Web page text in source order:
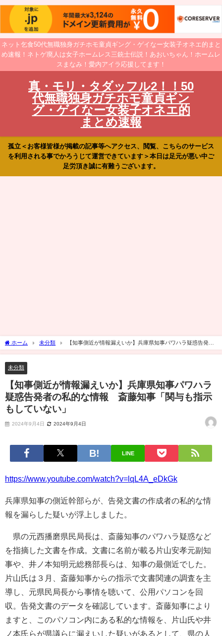
ネット乞食50代無職独身ガチホモ童貞ギング・ゲイなー女装子オネエ的まと
め速報！ネトゲ廃人は女子ホームレス三銃士伝説！あおいちゃん！ホームレ
スまなみ！愛内アイラ応援してます！
真・モリ・タダッフル2！！50
代無職独身ガチホモ童貞ギン
グ・ゲイなー女装子オネエ的
まとめ速報
孤立＜お客様皆様が掲載の記事等へアクセス、閲覧、こちらのサービス
を利用される事でかろうじて運営できています＞本日は足元が悪い中ご
足労頂き誠に有難うございます。
ホーム 未分類
【知事側近が情報漏えいか】兵庫県知事パワハラ疑惑告発者
の私的な情報 斎藤知事「関与も指示もしていない」
未分類
【知事側近が情報漏えいか】兵庫県知事パワハラ
疑惑告発者の私的な情報 斎藤知事「関与も指示
もしていない」
2024年9月4日 2024年9月4日
LINE
https://www.youtube.com/watch?v=lqL4A_eDkGk
兵庫県知事の側近幹部らが、告発文書の作成者の私的な情
報を漏らした疑いが浮上しました。
県の元西播磨県民局長は、斎藤知事のパワハラ疑惑など
を指摘した文書を作成。文書に名前が載る片山安孝元副知
事や、井ノ本知明元総務部長らは、知事の最側近でした。
片山氏は３月、斎藤知事からの指示で文書関連の調査を主
導し、元県民局長から事情を聴いて、公用パソコンを回
収。告発文書のデータを確認しています。斎藤知事により
ますと、このパソコン内にある私的な情報を、片山氏や井
ノ本氏らが県議らに漏えいした疑いがあるとして、県の人